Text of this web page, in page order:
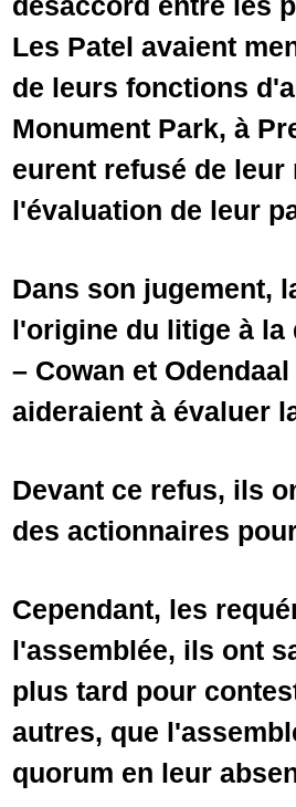
Les Patel avaient
de leurs fonctions
Monument Park, à
eurent refusé de
l'évaluation de leur
Dans son jugement,
l'origine du litige à la
– Cowan et
aideraient à évaluer
Devant ce refus, ils
des actionnaires
Cependant, les
l'assemblée, ils ont
plus tard pour
autres, que
quorum en leur